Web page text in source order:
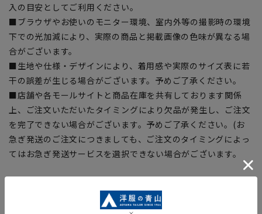
入の目安としてご利用ください。
■ブラウザやお使いのモニター環境、室内外等の撮影時の環境
下での光加減により、実際の商品と掲載画像の色味が異なる場
合がございます。
■生地や仕様・デザインにより、着用感や実際のサイズ表に若
干の誤差が生じる場合がございます。予めご了承ください。
■店舗や各モールサイトと商品在庫を共有しております関係
上、ご注文いただいたタイミングにより欠品が発生し、ご注文
を完了できない場合がございます。予めご了承ください。(お
急ぎ発送のご注文につきましても、ご注文のタイミングによっ
てはお急ぎ発送サービスを選択できない場合がございます。